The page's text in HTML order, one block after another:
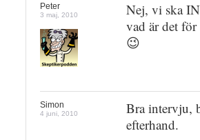
Peter
3 maj, 2010
Nej, vi ska
vad är det
😉
Simon
4 juni, 2010
Bra intervju,
efterhand.